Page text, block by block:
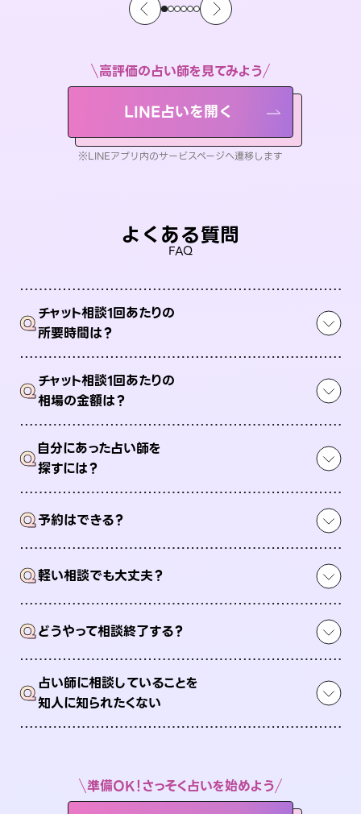
高評価の占い師を見てみよう
LINE占いを開く
※LINEアプリ内のサービスページへ遷移します
よくある質問
FAQ
Qチャット相談1回あたりの
所要時間は？
Qチャット相談1回あたりの
相場の金額は？
Q自分にあった占い師を
探すには？
Q予約はできる？
Q軽い相談でも大丈夫？
Qどうやって相談終了する？
Q占い師に相談していることを
知人に知られたくない
準備OK！さっそく占いを始めよう